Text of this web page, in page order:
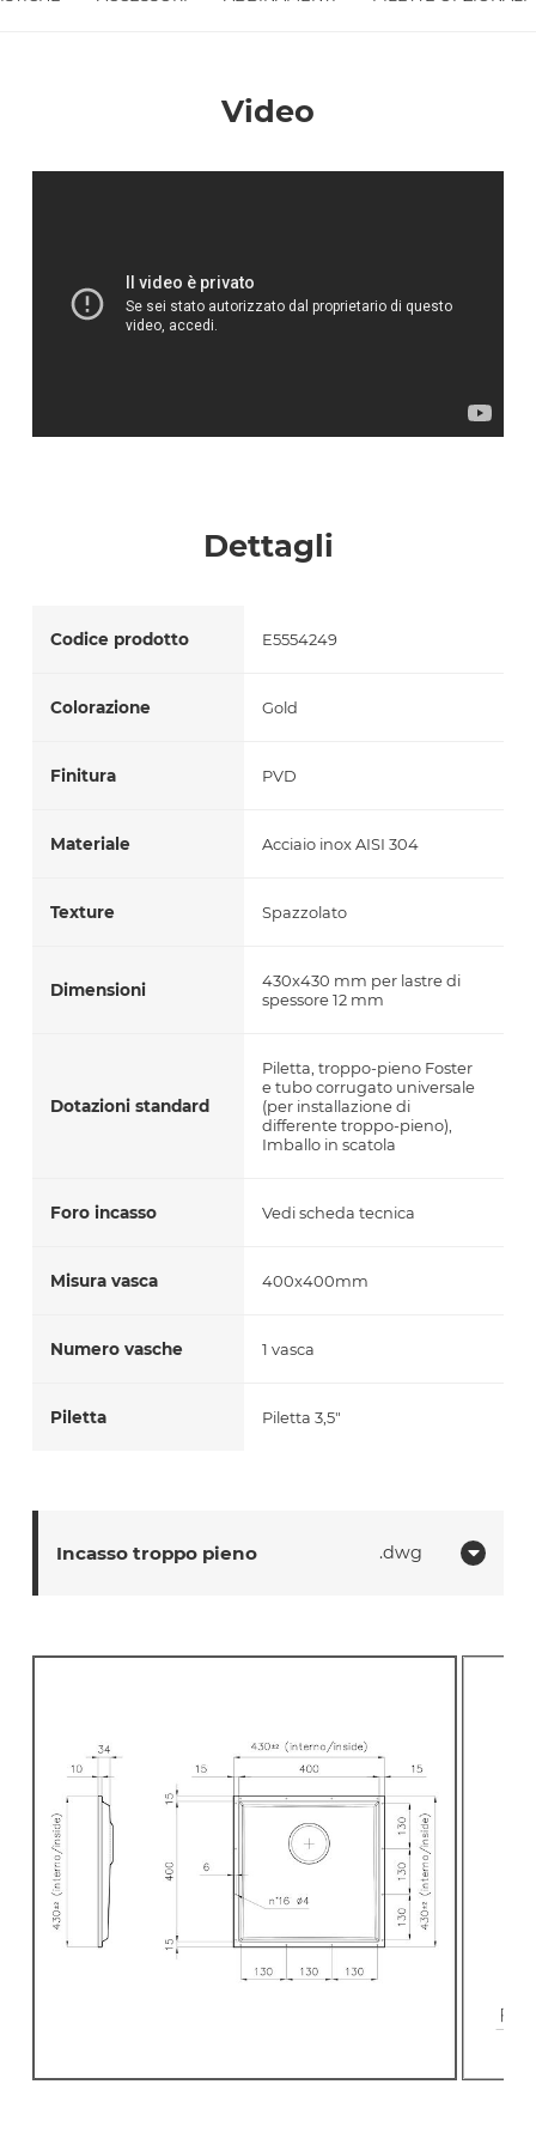
Video
Dettagli
Incasso troppo pieno dwg
Codice prodotto E5554249
Colorazione Gold
Finitura PVD
Materiale Acciaio inox AISI 304
Texture Spazzolato
Dimensioni
430x430 mm per lastre di
spessore 12 mm
Dotazioni standard
Piletta, troppo-pieno Foster
e tubo corrugato universale
(per installazione di
differente troppo-pieno),
Imballo in scatola
Foro incasso Vedi scheda tecnica
Misura vasca 400x400mm
Numero vasche 1 vasca
Piletta Piletta 3,5"